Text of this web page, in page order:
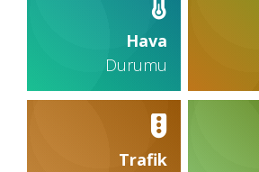
Hava
Durumu
Trafik